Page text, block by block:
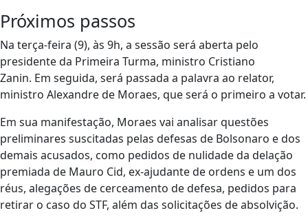
Próximos passos
Na terça-feira (9), às 9h, a sessão será aberta pelo
presidente da Primeira Turma, ministro Cristiano
Zanin. Em seguida, será passada a palavra ao relator,
ministro Alexandre de Moraes, que será o primeiro a votar.
Em sua manifestação, Moraes vai analisar questões
preliminares suscitadas pelas defesas de Bolsonaro e dos
demais acusados, como pedidos de nulidade da delação
premiada de Mauro Cid, ex-ajudante de ordens e um dos
réus, alegações de cerceamento de defesa, pedidos para
retirar o caso do STF, além das solicitações de absolvição.